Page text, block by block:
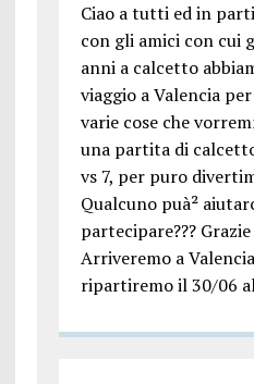
Ciao a tutti ed in
con gli amici con cui
anni a calcetto
viaggio a Valencia
varie cose che
una partita di
vs 7, per puro
Qualcuno puà²
partecipare???
Arriveremo a
ripartiremo il 30/06